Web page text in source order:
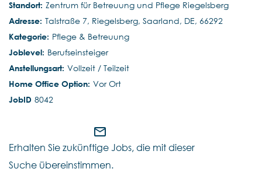
Zentrum für Betreuung und Pflege Riegelsberg
Talstraße 7, Riegelsberg, Saarland, DE, 66292
Pflege & Betreuung
Berufseinsteiger
Vollzeit / Teilzeit
Vor Ort
8042
mail_outline
Erhalten Sie zukünftige Jobs, die mit dieser
Suche übereinstimmen.